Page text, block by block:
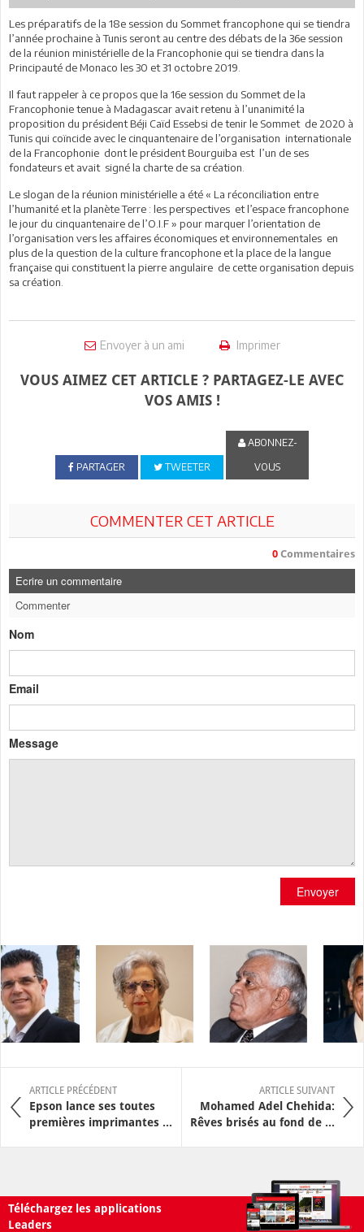
Les préparatifs de la 18e session du Sommet francophone qui se tiendra
l’année prochaine à Tunis seront au centre des débats de la 36e session
de la réunion ministérielle de la Francophonie qui se tiendra dans la
Principauté de Monaco les 30 et 31 octobre 2019.
Il faut rappeler à ce propos que la 16e session du Sommet de la
Francophonie tenue à Madagascar avait retenu à l’unanimité la
proposition du président Béji Caïd Essebsi de tenir le Sommet de 2020 à
Tunis qui coïncide avec le cinquantenaire de l’organisation internationale
de la Francophonie dont le président Bourguiba est l’un de ses
fondateurs et avait signé la charte de sa création.
Le slogan de la réunion ministérielle a été « La réconciliation entre
l’humanité et la planète Terre : les perspectives et l’espace francophone
le jour du cinquantenaire de l’O.I.F » pour marquer l’orientation de
l’organisation vers les affaires économiques et environnementales en
plus de la question de la culture francophone et la place de la langue
française qui constituent la pierre angulaire de cette organisation depuis
sa création.
Envoyer à un ami Imprimer
VOUS AIMEZ CET ARTICLE ? PARTAGEZ-LE AVEC
VOS AMIS !
PARTAGER TWEETER
ABONNEZ-
VOUS
COMMENTER CET ARTICLE
0 Commentaires
Ecrire un commentaire
Commenter
Nom
Email
Message
Envoyer
ARTICLE PRÉCÉDENT
Epson lance ses toutes
premières imprimantes ...
ARTICLE SUIVANT
Mohamed Adel Chehida:
Rêves brisés au fond de ...
Téléchargez les applications
Leaders